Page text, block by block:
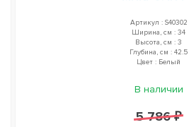
Артикул : S40302
Ширина, см : 34
Высота, см : 3
Глубина, см : 42.5
Цвет : Белый
В наличии
5 786 ₽